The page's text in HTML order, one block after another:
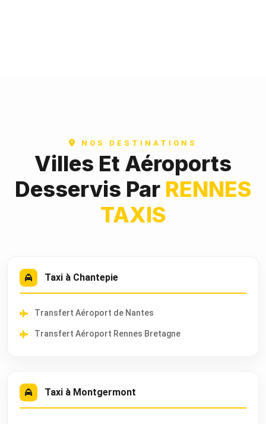
NOS DESTINATIONS
Villes Et Aéroports
Desservis Par RENNES
TAXIS
Taxi à Chantepie
Transfert Aéroport de Nantes
Transfert Aéroport Rennes Bretagne
Taxi à Montgermont